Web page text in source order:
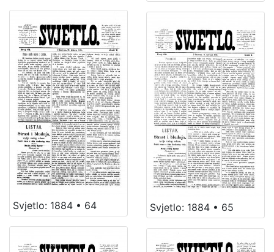
Svjetlo: 1884 • 64 Svjetlo: 1884 • 65